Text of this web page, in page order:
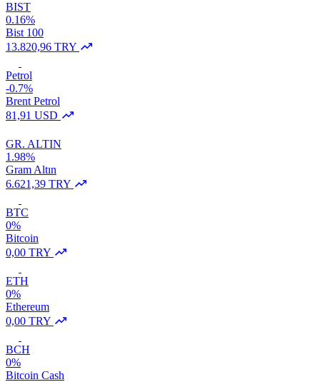
BIST
0.16%
Bist 100
13.820,96 TRY
Petrol
-0.7%
Brent Petrol
81,91 USD
GR. ALTIN
1.98%
Gram Altın
6.621,39 TRY
BTC
0%
Bitcoin
0,00 TRY
ETH
0%
Ethereum
0,00 TRY
BCH
0%
Bitcoin Cash